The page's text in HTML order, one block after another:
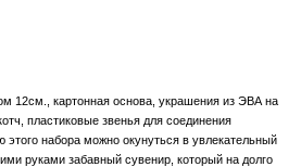
12см., картонная основа, украшения из ЭВА на
пластиковые звенья для соединения
набора можно окунуться в увлекательный
руками забавный сувенир, который на долго